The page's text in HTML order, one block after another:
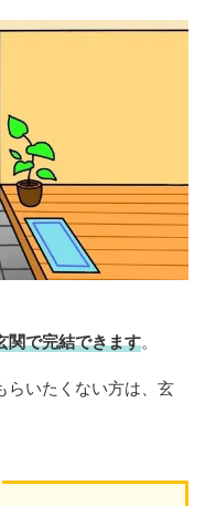
関で完結できます。
らいたくない方は、玄